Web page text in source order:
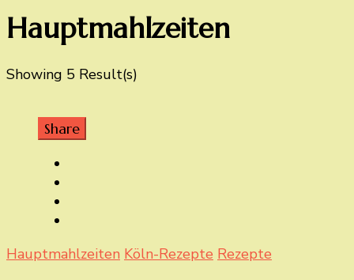
Hauptmahlzeiten
Showing 5 Result(s)
Share
Hauptmahlzeiten Köln-Rezepte Rezepte